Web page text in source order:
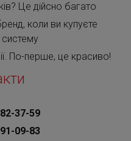
Це дійсно багато
коли ви купуєте
систему
По-перше, це красиво!
37-59
09-83